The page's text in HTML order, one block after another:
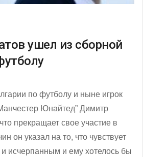
ушел из сборной
по футболу и ныне игрок
Юнайтед” Димитр
прекращает свое участие в
он указал на то, что чувствует
исчерпанным и ему хотелось бы